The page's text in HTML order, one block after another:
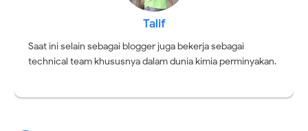
Talif
Saat ini selain sebagai blogger juga bekerja sebagai
technical team khususnya dalam dunia kimia perminyakan.